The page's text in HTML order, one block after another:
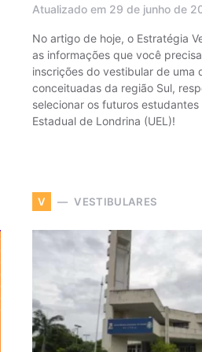
Atualizado em 29 de junho de
No artigo de hoje, o Estratégia
as informações que você
inscrições do vestibular de uma
conceituadas da região Sul,
selecionar os futuros
Estadual de Londrina (UEL)!
V VESTIBULARES